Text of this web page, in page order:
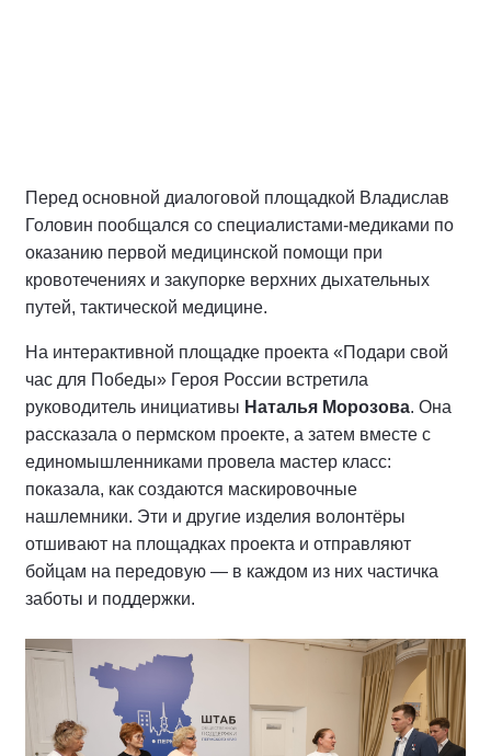
Перед основной диалоговой площадкой Владислав
Головин пообщался со специалистами-медиками по
оказанию первой медицинской помощи при
кровотечениях и закупорке верхних дыхательных
путей, тактической медицине.
На интерактивной площадке проекта «Подари свой
час для Победы» Героя России встретила
руководитель инициативы Наталья Морозова. Она
рассказала о пермском проекте, а затем вместе с
единомышленниками провела мастер класс:
показала, как создаются маскировочные
нашлемники. Эти и другие изделия волонтёры
отшивают на площадках проекта и отправляют
бойцам на передовую — в каждом из них частичка
заботы и поддержки.